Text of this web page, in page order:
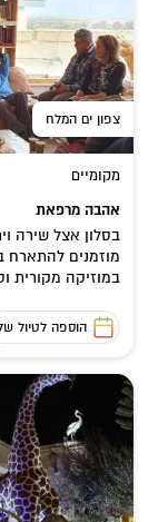
צפון ים המלח
מקומיים
אהבה מרפאת
בסלון אצל שירה
מוזמנים להתארח
במוזיקה מקורית
הוספה לטיול